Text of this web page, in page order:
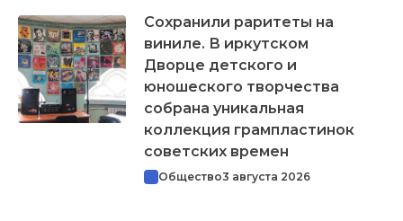
Сохранили раритеты на
виниле. В иркутском
Дворце детского и
юношеского творчества
собрана уникальная
коллекция грампластинок
советских времен
Общество3 августа 2026